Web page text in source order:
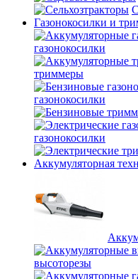
Газонокосилки и
газонокосилки
триммеры
газонокосилки
газонокосилки
Аккумуляторная
высоторезы